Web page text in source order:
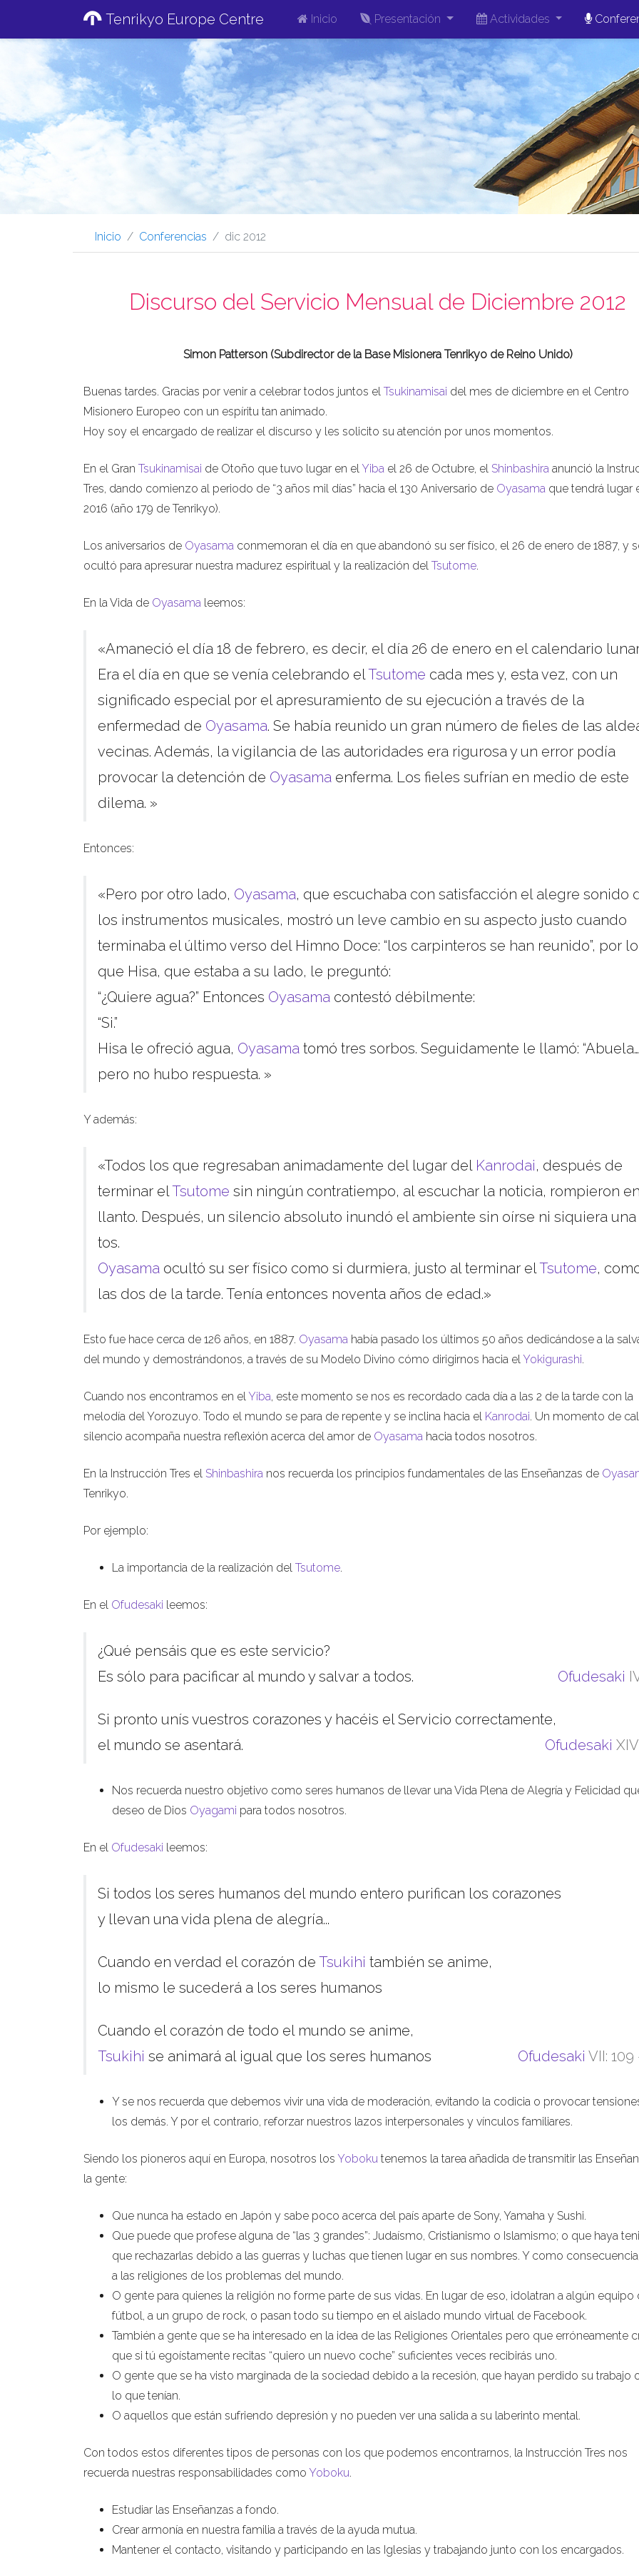
Tenrikyo Europe Centre Inicio Presentación Actividades
Inicio Conferencias dic 2012
Discurso del Servicio Mensual de Diciembre 2012
Simon Patterson (Subdirector de la Base Misionera Tenrikyo de Reino Unido)
Buenas tardes. Gracias por venir a celebrar todos juntos el Tsukinamisai del mes de diciembre en el Centro
Misionero Europeo con un espíritu tan animado.
Hoy soy el encargado de realizar el discurso y les solicito su atención por unos momentos.
En el Gran Tsukinamisai de Otoño que tuvo lugar en el Yiba el 26 de Octubre, el Shinbashira anunció la
Tres, dando comienzo al periodo de “3 años mil días” hacia el 130 Aniversario de Oyasama que tendrá lugar
2016 (año 179 de Tenrikyo).
Los aniversarios de Oyasama conmemoran el día en que abandonó su ser físico, el 26 de enero de 1887, y
ocultó para apresurar nuestra madurez espiritual y la realización del Tsutome.
En la Vida de Oyasama leemos:
«Amaneció el día 18 de febrero, es decir, el día 26 de enero en el calendario
Era el día en que se venía celebrando elTsutome cada mes y, esta vez, con un
significado especial por el apresuramiento de su ejecución a través de la
enfermedad de Oyasama. Se había reunido un gran número de fieles de las
vecinas. Además, la vigilancia de las autoridades era rigurosa y un error podía
provocar la detención de Oyasama enferma. Los fieles sufrían en medio de este
dilema. »
Entonces:
«Pero por otro lado, Oyasama, que escuchaba con satisfacción el alegre sonido
los instrumentos musicales, mostró un leve cambio en su aspecto justo cuando
terminaba el último verso del Himno Doce: “los carpinteros se han reunido”, por lo
que Hisa, que estaba a su lado, le preguntó:
“¿Quiere agua?” Entonces Oyasama contestó débilmente:
“Si.”
Hisa le ofreció agua, Oyasama tomó tres sorbos. Seguidamente le llamó:
pero no hubo respuesta. »
Y además:
«Todos los que regresaban animadamente del lugar del Kanrodai, después de
terminar elTsutome sin ningún contratiempo, al escuchar la noticia, rompieron en
llanto. Después, un silencio absoluto inundó el ambiente sin oírse ni siquiera una
tos.
Oyasama ocultó su ser físico como si durmiera, justo al terminar elTsutome,
las dos de la tarde. Tenía entonces noventa años de edad.»
Esto fue hace cerca de 126 años, en 1887. Oyasama había pasado los últimos 50 años dedicándose a la
del mundo y demostrándonos, a través de su Modelo Divino cómo dirigirnos hacia el Yokigurashi.
Cuando nos encontramos en el Yiba, este momento se nos es recordado cada día a las 2 de la tarde con la
melodía del Yorozuyo. Todo el mundo se para de repente y se inclina hacia el Kanrodai. Un momento de
silencio acompaña nuestra reflexión acerca del amor de Oyasama hacia todos nosotros.
En la Instrucción Tres el Shinbashira nos recuerda los principios fundamentales de las Enseñanzas de
Tenrikyo.
Por ejemplo:
La importancia de la realización del Tsutome.
En el Ofudesaki leemos:
¿Qué pensáis que es este servicio?
Es sólo para pacificar al mundo y salvar a todos.
Ofudesaki
Si pronto unís vuestros corazones y hacéis el Servicio correctamente,
el mundo se asentará.
Ofudesaki
Nos recuerda nuestro objetivo como seres humanos de llevar una Vida Plena de Alegría y Felicidad
deseo de Dios Oyagami para todos nosotros.
En el Ofudesaki leemos:
Si todos los seres humanos del mundo entero purifican los corazones
y llevan una vida plena de alegría...
Cuando en verdad el corazón de Tsukihi también se anime,
lo mismo le sucederá a los seres humanos
Cuando el corazón de todo el mundo se anime,
Tsukihi se animará al igual que los seres humanos Ofudesaki VII: 109
Y se nos recuerda que debemos vivir una vida de moderación, evitando la codicia o provocar
los demás. Y por el contrario, reforzar nuestros lazos interpersonales y vínculos familiares.
Siendo los pioneros aquí en Europa, nosotros los Yoboku tenemos la tarea añadida de transmitir las
la gente:
Que nunca ha estado en Japón y sabe poco acerca del país aparte de Sony, Yamaha y Sushi.
Que puede que profese alguna de “las 3 grandes”: Judaísmo, Cristianismo o Islamismo; o que haya
que rechazarlas debido a las guerras y luchas que tienen lugar en sus nombres. Y como
a las religiones de los problemas del mundo.
O gente para quienes la religión no forme parte de sus vidas. En lugar de eso, idolatran a algún equipo
fútbol, a un grupo de rock, o pasan todo su tiempo en el aislado mundo virtual de Facebook.
También a gente que se ha interesado en la idea de las Religiones Orientales pero que erróneamente
que si tú egoístamente recitas “quiero un nuevo coche” suficientes veces recibirás uno.
O gente que se ha visto marginada de la sociedad debido a la recesión, que hayan perdido su trabajo
lo que tenían.
O aquellos que están sufriendo depresión y no pueden ver una salida a su laberinto mental.
Con todos estos diferentes tipos de personas con los que podemos encontrarnos, la Instrucción Tres nos
recuerda nuestras responsabilidades como Yoboku.
Estudiar las Enseñanzas a fondo.
Crear armonía en nuestra familia a través de la ayuda mutua.
Mantener el contacto, visitando y participando en las Iglesias y trabajando junto con los encargados.